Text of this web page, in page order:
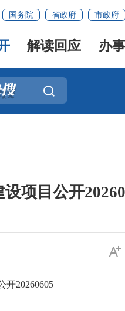
国务院 省政府 市政府
解读回应 办
项目公开
开20260605